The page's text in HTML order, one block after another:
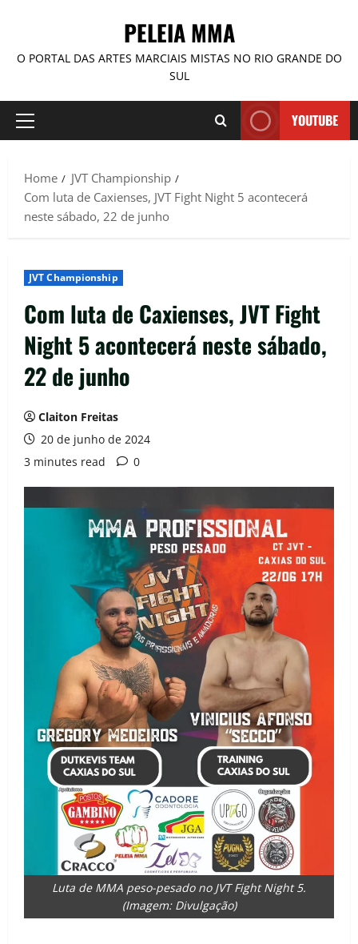
PELEIA MMA
O PORTAL DAS ARTES MARCIAIS MISTAS NO RIO GRANDE DO
SUL
YOUTUBE
Home
JVT Championship
Com luta de Caxienses, JVT Fight Night 5 acontecerá
neste sábado, 22 de junho
JVT Championship
Com luta de Caxienses, JVT Fight
Night 5 acontecerá neste sábado,
22 de junho
Claiton Freitas
20 de junho de 2024
3 minutes read
0
Luta de MMA peso-pesado no JVT Fight Night 5.
(Imagem: Divulgação)